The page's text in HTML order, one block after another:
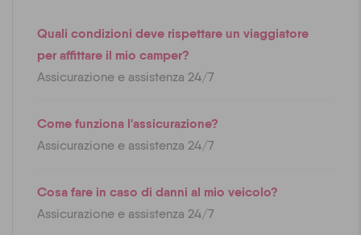
Quali condizioni deve rispettare un viaggiatore
per affittare il mio camper?
Assicurazione e assistenza 24/7
Come funziona l'assicurazione?
Assicurazione e assistenza 24/7
Cosa fare in caso di danni al mio veicolo?
Assicurazione e assistenza 24/7